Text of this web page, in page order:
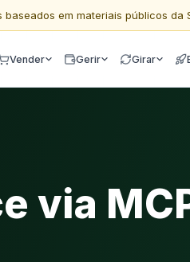
baseados em materiais públicos
Vender Gerir Girar
via